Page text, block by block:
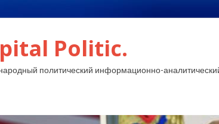
Politic.
политический информационно-